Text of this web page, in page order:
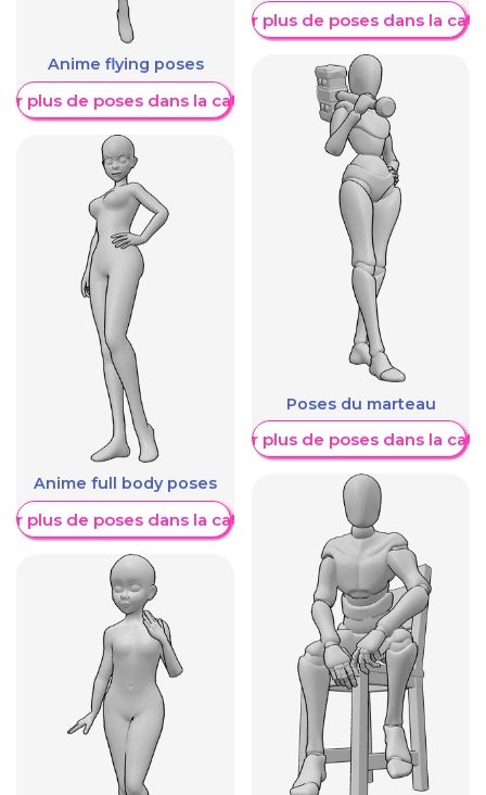
Anime flying poses
plus de poses dans la catégorie
Anime full body poses
plus de poses dans la catégorie
Afficher plus de poses dans la
Poses du marteau
Afficher plus de poses dans la